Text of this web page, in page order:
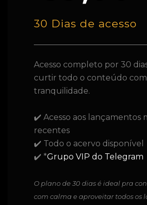
30 Dias de acesso
Acesso completo por 30
curtir todo o conteúdo com
tranquilidade.
✔️ Acesso aos lançamentos
recentes
✔️ Todo o acervo disponível
✔️ *Grupo VIP do Telegram
O plano de 30 dias é ideal pra
com calma e aproveitar todos os